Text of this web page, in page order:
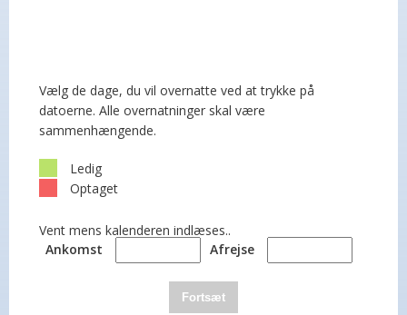
Vælg de dage, du vil overnatte ved at trykke på
datoerne. Alle overnatninger skal være
sammenhængende.
Ledig
Optaget
Vent mens kalenderen indlæses..
Ankomst
Afrejse
Fortsæt